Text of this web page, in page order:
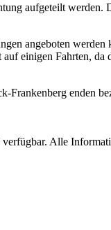
aufgeteilt werden.
angeboten werden
einigen Fahrten, da
enden
Alle